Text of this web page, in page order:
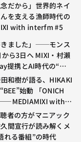
百満天原サロメらも
だから」世界的ネイ
を支える漁師時代の
with interfm #5
きました」──モンス
ら3日へ MIXI・村瀨
提携とAI時代の“つ
和樹が語る、HIKAKI
始動 「ONICH
with in
者の方がマニアック
間宣行が読み解くメ
れる番組”の時代